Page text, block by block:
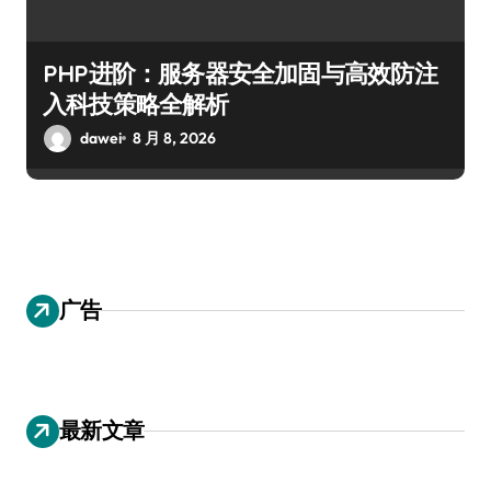
PHP进阶：服务器安全加固与高效防注
入科技策略全解析
dawei 8 月 8, 2026
广告
最新文章